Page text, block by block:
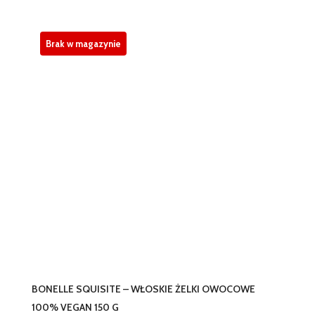
BONELLE SQUISITE – WŁOSKIE ŻELKI OWOCOWE
100% VEGAN 150 G
Brak w magazynie